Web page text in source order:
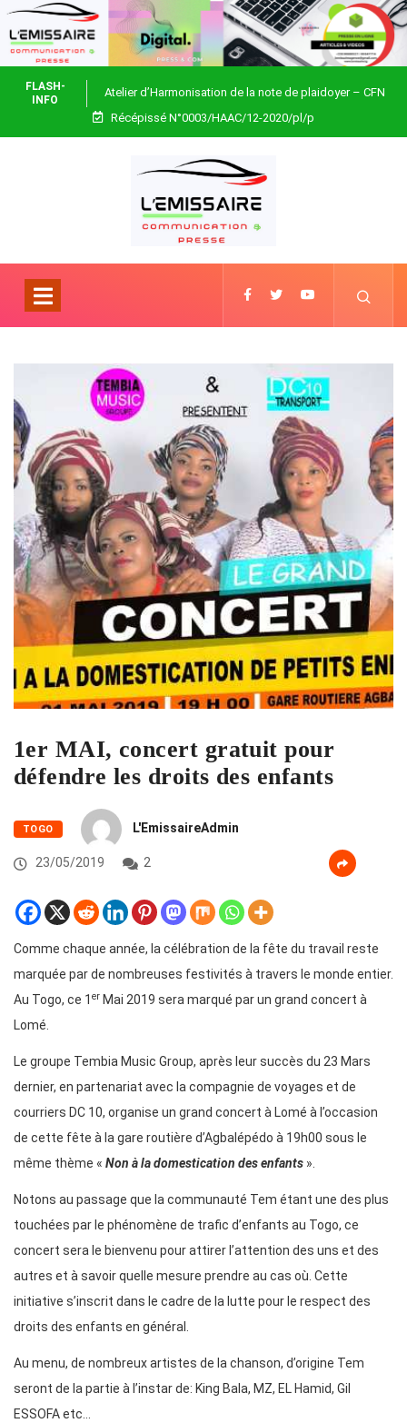
FLASH-
INFO
Atelier d’Harmonisation de la note de plaidoyer – CFN
Togo
Récépissé N°0003/HAAC/12-2020/pl/p
1er MAI, concert gratuit pour
défendre les droits des enfants
TOGO L'EmissaireAdmin
23/05/2019 2
Comme chaque année, la célébration de la fête du travail reste
marquée par de nombreuses festivités à travers le monde entier.
Au Togo, ce 1 er Mai 2019 sera marqué par un grand concert à
Lomé.
Le groupe Tembia Music Group, après leur succès du 23 Mars
dernier, en partenariat avec la compagnie de voyages et de
courriers DC 10, organise un grand concert à Lomé à l’occasion
de cette fête à la gare routière d’Agbalépédo à 19h00 sous le
même thème « Non à la domestication des enfants ».
Notons au passage que la communauté Tem étant une des plus
touchées par le phénomène de trafic d’enfants au Togo, ce
concert sera le bienvenu pour attirer l’attention des uns et des
autres et à savoir quelle mesure prendre au cas où. Cette
initiative s’inscrit dans le cadre de la lutte pour le respect des
droits des enfants en général.
Au menu, de nombreux artistes de la chanson, d’origine Tem
seront de la partie à l’instar de: King Bala, MZ, EL Hamid, Gil
ESSOFA etc…